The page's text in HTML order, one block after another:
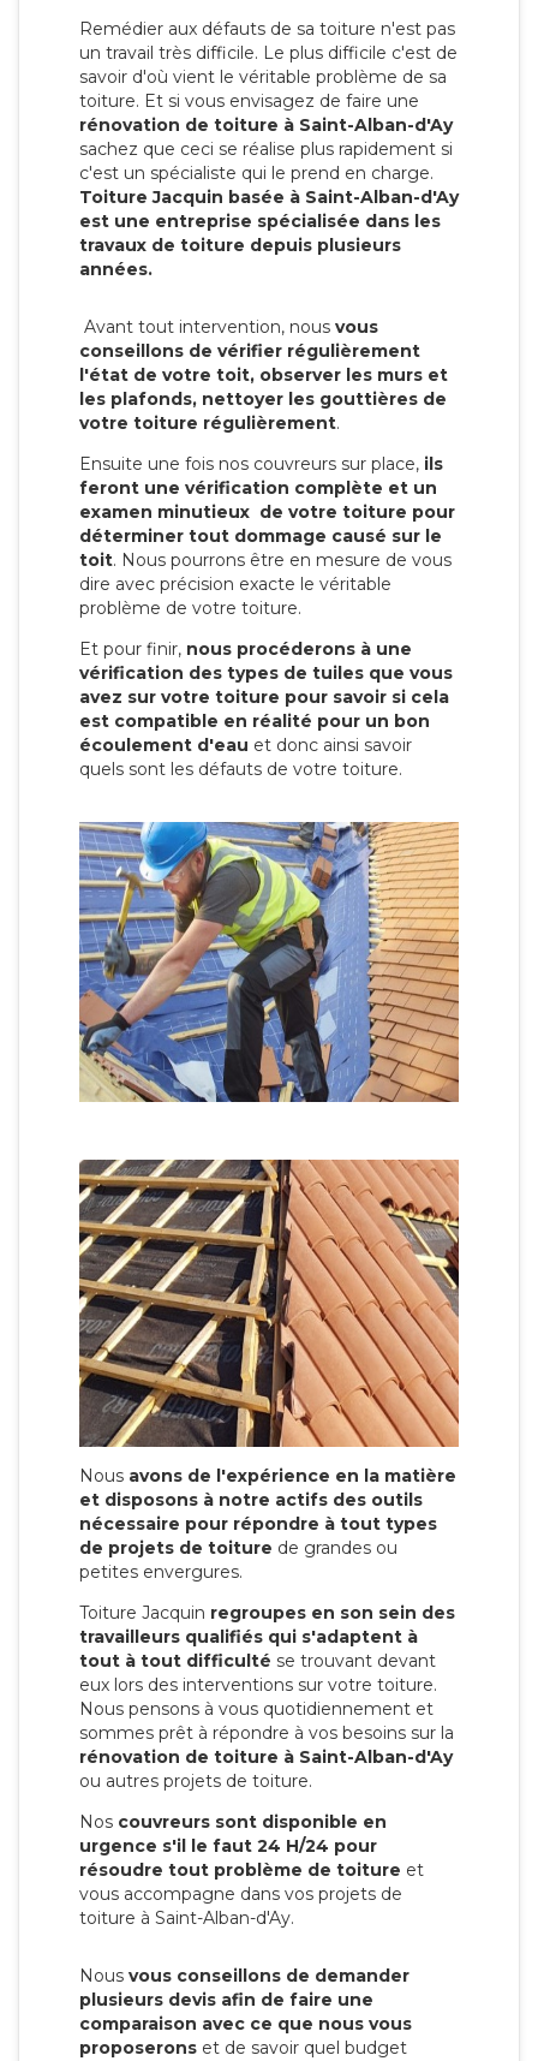
Remédier aux défauts de sa toiture n'est pas
un travail très difficile. Le plus difficile c'est de
savoir d'où vient le véritable problème de sa
toiture. Et si vous envisagez de faire une
rénovation de toiture à Saint-Alban-d'Ay
sachez que ceci se réalise plus rapidement si
c'est un spécialiste qui le prend en charge.
Toiture Jacquin basée à Saint-Alban-d'Ay
est une entreprise spécialisée dans les
travaux de toiture depuis plusieurs
années.
Avant tout intervention, nous vous
conseillons de vérifier régulièrement
l'état de votre toit, observer les murs et
les plafonds, nettoyer les gouttières de
votre toiture régulièrement.
Ensuite une fois nos couvreurs sur place, ils
feront une vérification complète et un
examen minutieux de votre toiture pour
déterminer tout dommage causé sur le
toit. Nous pourrons être en mesure de vous
dire avec précision exacte le véritable
problème de votre toiture.
Et pour finir, nous procéderons à une
vérification des types de tuiles que vous
avez sur votre toiture pour savoir si cela
est compatible en réalité pour un bon
écoulement d'eau et donc ainsi savoir
quels sont les défauts de votre toiture.
Nous avons de l'expérience en la matière
et disposons à notre actifs des outils
nécessaire pour répondre à tout types
de projets de toiture de grandes ou
petites envergures.
Toiture Jacquin regroupes en son sein des
travailleurs qualifiés qui s'adaptent à
tout à tout difficulté se trouvant devant
eux lors des interventions sur votre toiture.
Nous pensons à vous quotidiennement et
sommes prêt à répondre à vos besoins sur la
rénovation de toiture à Saint-Alban-d'Ay
ou autres projets de toiture.
Nos couvreurs sont disponible en
urgence s'il le faut 24 H/24 pour
résoudre tout problème de toiture et
vous accompagne dans vos projets de
toiture à Saint-Alban-d'Ay.
Nous vous conseillons de demander
plusieurs devis afin de faire une
comparaison avec ce que nous vous
proposerons et de savoir quel budget